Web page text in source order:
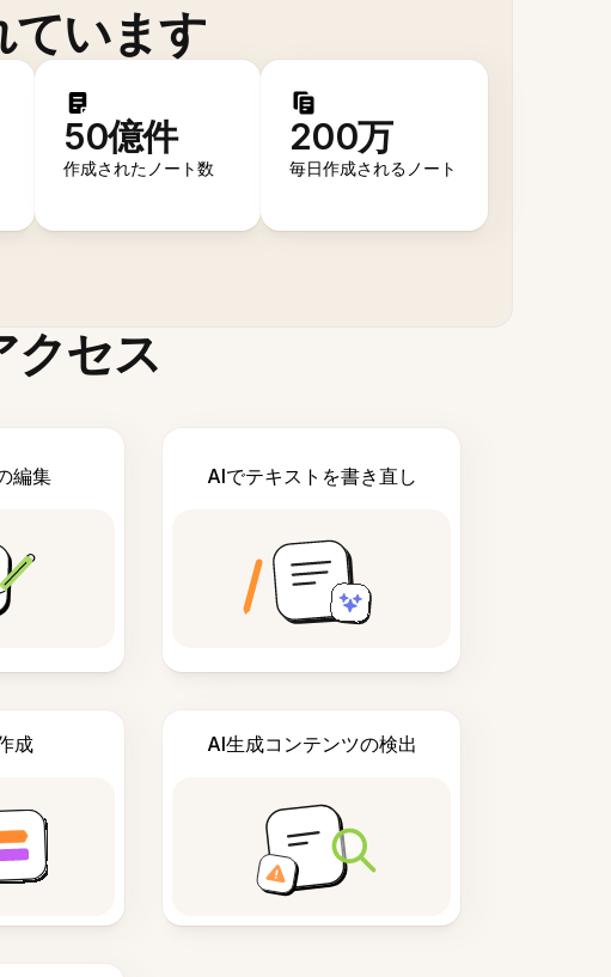
ています
50億件
作成されたノート数
200万
毎日作成されるノート
クセス
編集 AIでテキストを書き直し
成 AI生成コンテンツの検出